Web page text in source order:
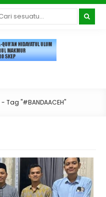
- Tag "#BANDAACEH"